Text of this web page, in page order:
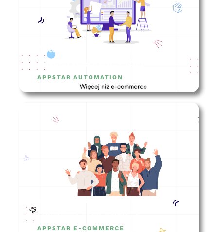
Automatyzacje w firmie
produkcyjnej (case study)
APPSTAR AUTOMATION
Jak zarządzać zespołem e-
APPSTAR E-COMMERCE